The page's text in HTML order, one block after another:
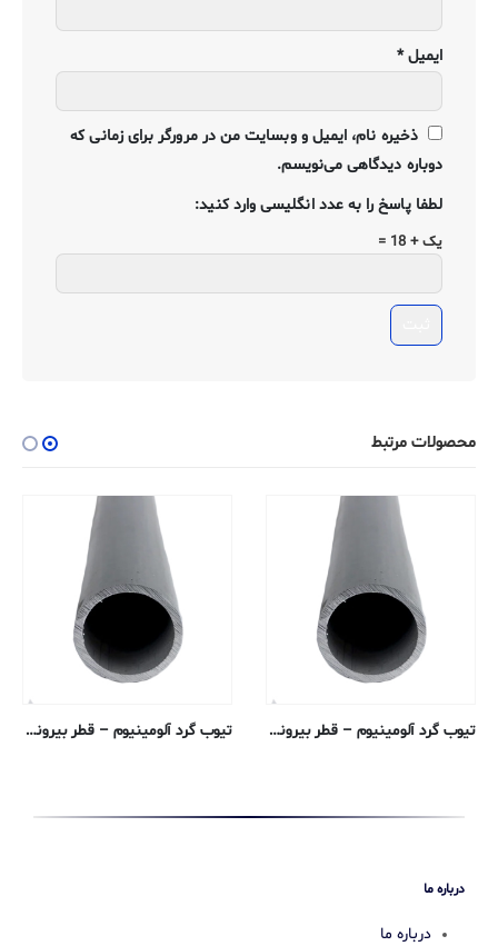
ایمیل*
ذخیره نام، ایمیل و وبسایت من در مرورگر برای زمانی که
دوباره دیدگاهی می‌نویسم.
لطفا پاسخ را به عدد انگلیسی وارد کنید:
یک + 18 =
محصولات مرتبط
تیوب گرد آلومینیوم – قطر بیرونی ۰٫۶۳۵ ، دیواره ۰٫۱۶۵۱ ، قطر داخلی ۰٫۳۰۴۸ سانتی متر – ۶۰۶۱-T6 ترسیم شده تیوب گرد آلومینیوم – قطر بیرونی ۰٫۶۳۵ ، دیواره ۰٫۰۸۸۹ ، قطر داخلی ۰٫۴۵۷۲ سانتی متر – ۶۰۶۱-T6 ترسیم شده
درباره ما
درباره ما